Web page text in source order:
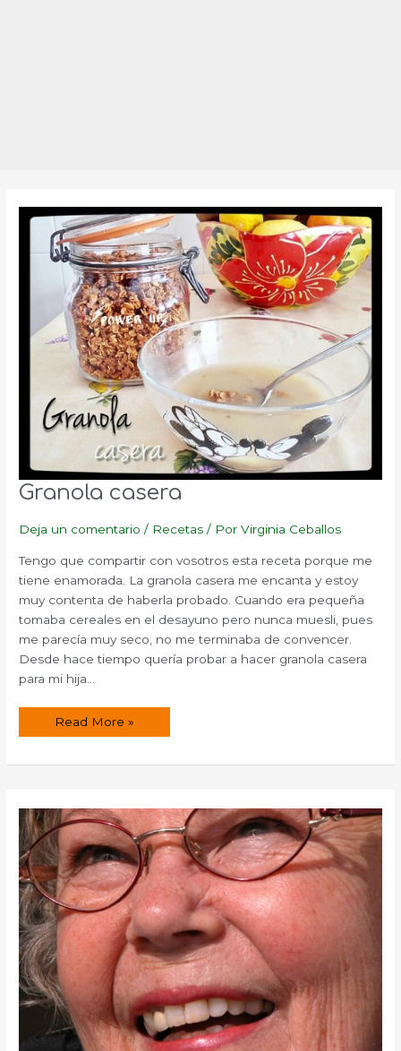
Granola casera
Deja un comentario / Recetas / PorVirginia Ceballos
Tengo que compartir con vosotros esta receta porque me
tiene enamorada. La granola casera me encanta y estoy
muy contenta de haberla probado. Cuando era pequeña
tomaba cereales en el desayuno pero nunca muesli, pues
me parecía muy seco, no me terminaba de convencer.
Desde hace tiempo quería probar a hacer granola casera
para mi hija…
Granola
Read More »